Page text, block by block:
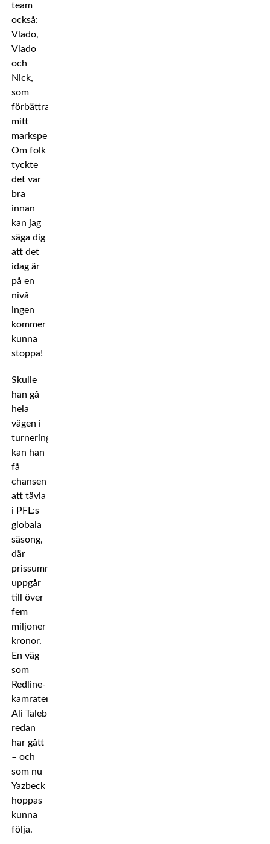
team
också:
Vlado,
Vlado
och
Nick,
som
förbättrat
mitt
markspel.
Om folk
tyckte
det var
bra
innan
kan jag
säga dig
att det
idag är
på en
nivå
ingen
kommer
kunna
stoppa!
Skulle
han gå
hela
vägen i
turneringen,
kan han
få
chansen
att tävla
i PFL:s
globala
säsong,
där
prissumman
uppgår
till över
fem
miljoner
kronor.
En väg
som
Redline-
kamraten
Ali Taleb
redan
har gått
– och
som nu
Yazbeck
hoppas
kunna
följa.